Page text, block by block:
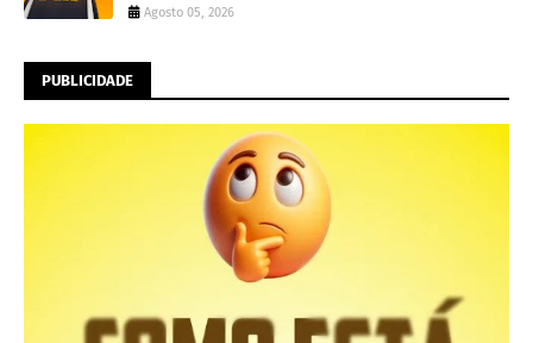
Agosto 05, 2026
PUBLICIDADE